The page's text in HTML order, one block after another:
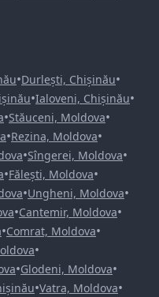
•Durlești, Chișinău•
•Ialoveni, Chișinău•
•Stăuceni, Moldova•
•Rezina, Moldova•
•Sîngerei, Moldova•
•Fălești, Moldova•
•Ungheni, Moldova•
•Cantemir, Moldova•
•Comrat, Moldova•
•
•Glodeni, Moldova•
•Vatra, Moldova•